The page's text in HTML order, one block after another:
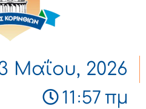
Μαΐου, 2026
11:57 πμ